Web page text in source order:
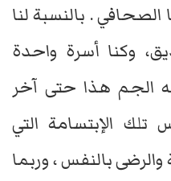
الصحافي . بالنسبة لنا
وكنا أسرة واحدة
الجم هذا حتى آخر
الإبتسامة التي
بالنفس ، وربما